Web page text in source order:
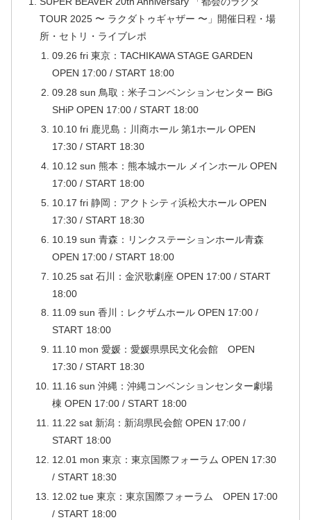
TOUR 2025 〜 ラクダトゥギャザー 〜」開催日程・場
所・セトリ・ライブレポ
09.26 fri 東京：TACHIKAWA STAGE GARDEN
OPEN 17:00 / START 18:00
09.28 sun 鳥取：米子コンベンションセンター BiG
SHiP OPEN 17:00 / START 18:00
10.10 fri 鹿児島：川商ホール 第1ホール OPEN
17:30 / START 18:30
10.12 sun 熊本：熊本城ホール メインホール OPEN
17:00 / START 18:00
10.17 fri 静岡：アクトシティ浜松大ホール OPEN
17:30 / START 18:30
10.19 sun 青森：リンクステーションホール青森
OPEN 17:00 / START 18:00
10.25 sat 石川：金沢歌劇座 OPEN 17:00 / START
18:00
11.09 sun 香川：レクザムホール OPEN 17:00 /
START 18:00
11.10 mon 愛媛：愛媛県県民文化会館 OPEN
17:30 / START 18:30
11.16 sun 沖縄：沖縄コンベンションセンター劇場
棟 OPEN 17:00 / START 18:00
11.22 sat 新潟：新潟県民会館 OPEN 17:00 /
START 18:00
12.01 mon 東京：東京国際フォーラム OPEN 17:30
/ START 18:30
12.02 tue 東京：東京国際フォーラム OPEN 17:00
/ START 18:00